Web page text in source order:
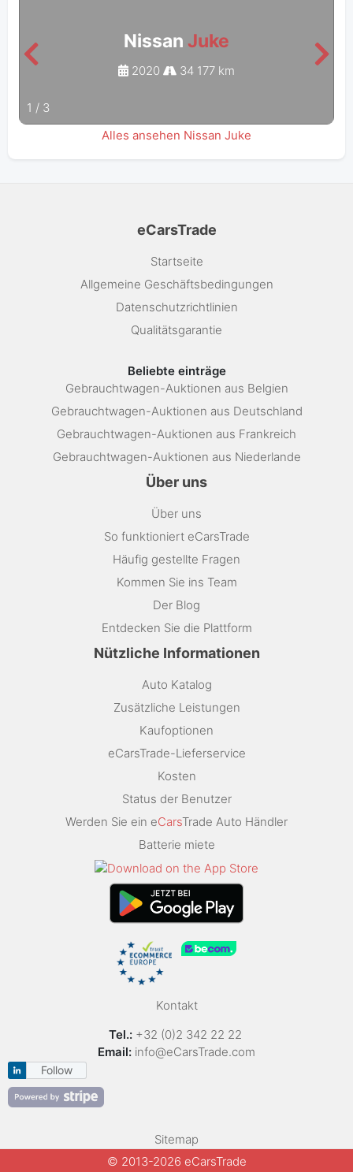
Nissan Juke
2020 34 177 km
1 / 3
Alles ansehen Nissan Juke
eCarsTrade
Startseite
Allgemeine Geschäftsbedingungen
Datenschutzrichtlinien
Qualitätsgarantie
Beliebte einträge
Gebrauchtwagen-Auktionen aus Belgien
Gebrauchtwagen-Auktionen aus Deutschland
Gebrauchtwagen-Auktionen aus Frankreich
Gebrauchtwagen-Auktionen aus Niederlande
Über uns
Über uns
So funktioniert eCarsTrade
Häufig gestellte Fragen
Kommen Sie ins Team
Der Blog
Entdecken Sie die Plattform
Nützliche Informationen
Auto Katalog
Zusätzliche Leistungen
Kaufoptionen
eCarsTrade-Lieferservice
Kosten
Status der Benutzer
Werden Sie ein eCarsTrade Auto Händler
Batterie miete
Kontakt
Tel.: +32 (0)2 342 22 22
Email: info@eCarsTrade.com
Follow
Sitemap
© 2013-2026 eCarsTrade